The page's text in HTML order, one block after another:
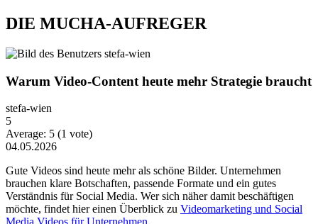
DIE MUCHA-AUFREGER
Warum Video-Content heute mehr Strategie braucht
stefa-wien
5
Average: 5 (1 vote)
04.05.2026
Gute Videos sind heute mehr als schöne Bilder. Unternehmen
brauchen klare Botschaften, passende Formate und ein gutes
Verständnis für Social Media. Wer sich näher damit beschäftigen
möchte, findet hier einen Überblick zu Videomarketing und Social